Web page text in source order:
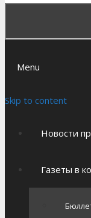
Menu
Skip to content
Новости
Газеты в